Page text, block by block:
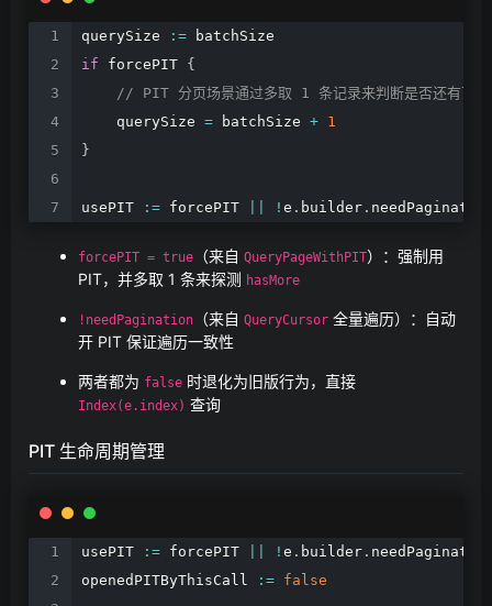
querySize :=
batchSize
if
forcePIT {
//
PIT 分页场景通过多取 1 条记录来判断是否还有下
querySize = batchSize + 1
}
usePIT := forcePIT ! e . builder .
forcePIT = true （来自 QueryPageWithPIT）：强制用
PIT，并多取 1 条来探测 hasMore
!needPagination （来自 QueryCursor 全量遍历）：自动
开 PIT 保证遍历一致性
两者都为 false 时退化为旧版行为，直接
Index(e.index) 查询
PIT 生命周期管理
usePIT := forcePIT ! e . builder .
openedPITByThisCall
:= false